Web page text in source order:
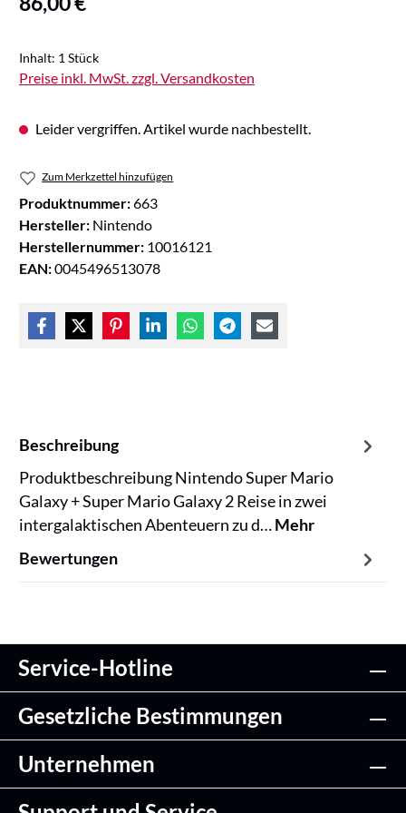
Inhalt: 1 Stück
Preise inkl. MwSt. zzgl. Versandkosten
Leider vergriffen. Artikel wurde nachbestellt.
Zum Merkzettel hinzufügen
Produktnummer:663
Hersteller: Nintendo
Herstellernummer: 10016121
EAN:0045496513078
Beschreibung
Produktbeschreibung Nintendo Super Mario
Galaxy + Super Mario Galaxy 2 Reise in zwei
intergalaktischen Abenteuern zu d…Mehr
Bewertungen
Service-Hotline
Gesetzliche Bestimmungen
Unternehmen